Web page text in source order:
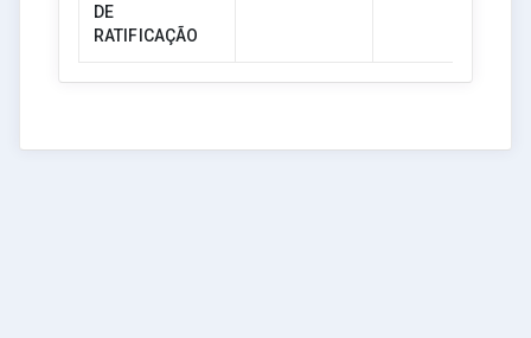
DE
RATIFICAÇÃO